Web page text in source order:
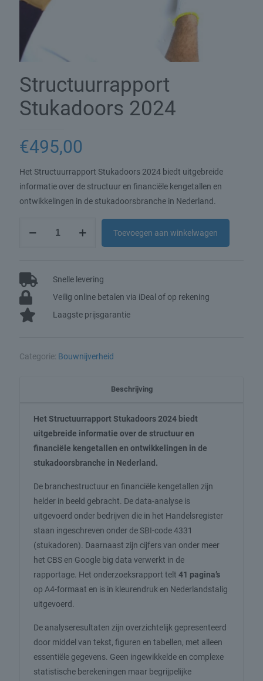
Structuurrapport
Stukadoors 2024
€495,00
Het Structuurrapport Stukadoors 2024 biedt uitgebreide
informatie over de structuur en financiële kengetallen en
ontwikkelingen in de stukadoorsbranche in Nederland.
Stukadoors
Toevoegen aan winkelwagen
Snelle levering
Veilig online betalen via iDeal of op rekening
Laagste prijsgarantie
Categorie: Bouwnijverheid
Beschrijving
Het Structuurrapport Stukadoors 2024 biedt
uitgebreide informatie over de structuur en
financiële kengetallen en ontwikkelingen in de
stukadoorsbranche in Nederland.
De branchestructuur en financiële kengetallen zijn
helder in beeld gebracht. De data-analyse is
uitgevoerd onder bedrijven die in het Handelsregister
staan ingeschreven onder de SBI-code 4331
(stukadoren). Daarnaast zijn cijfers van onder meer
het CBS en Google big data verwerkt in de
rapportage. Het onderzoeksrapport telt41 pagina’s
op A4-formaat en is in kleurendruk en Nederlandstalig
uitgevoerd.
De analyseresultaten zijn overzichtelijk gepresenteerd
door middel van tekst, figuren en tabellen, met alleen
essentiële gegevens. Geen ingewikkelde en complexe
statistische berekeningen maar begrijpelijke